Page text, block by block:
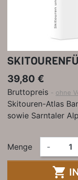
39,80 €
Bruttopreis ohne
Skitouren-Atlas
sowie Sarntaler
Menge -
